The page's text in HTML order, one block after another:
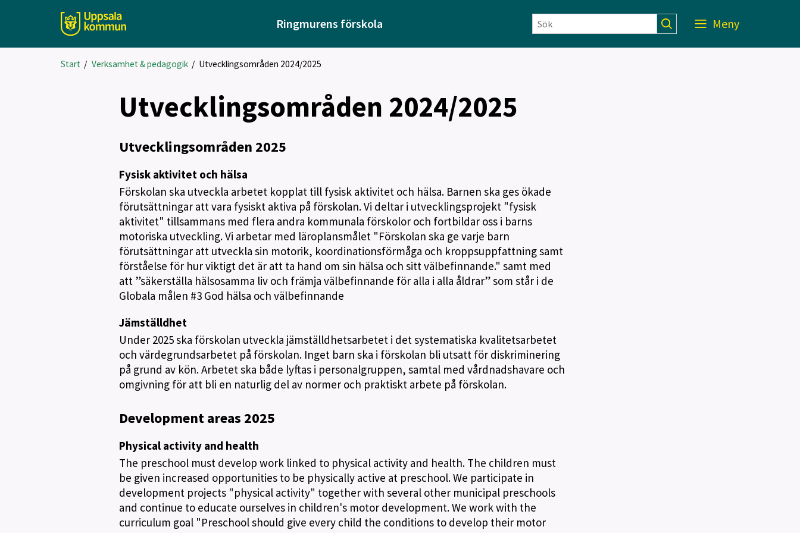
Ringmurens förskola Meny
Start / Verksamhet & pedagogik/ Utvecklingsområden 2024/2025
Utvecklingsområden 2024/2025
Utvecklingsområden 2025
Fysisk aktivitet och hälsa
Förskolan ska utveckla arbetet kopplat till fysisk aktivitet och hälsa. Barnen ska ges ökade
förutsättningar att vara fysiskt aktiva på förskolan. Vi deltar i utvecklingsprojekt "fysisk
aktivitet" tillsammans med flera andra kommunala förskolor och fortbildar oss i barns
motoriska utveckling. Vi arbetar med läroplansmålet "Förskolan ska ge varje barn
förutsättningar att utveckla sin motorik, koordinationsförmåga och kroppsuppfattning samt
förståelse för hur viktigt det är att ta hand om sin hälsa och sitt välbefinnande." samt med
att ”säkerställa hälsosamma liv och främja välbefinnande för alla i alla åldrar” som står i de
Globala målen #3 God hälsa och välbefinnande
Jämställdhet
Under 2025 ska förskolan utveckla jämställdhetsarbetet i det systematiska kvalitetsarbetet
och värdegrundsarbetet på förskolan. Inget barn ska i förskolan bli utsatt för diskriminering
på grund av kön. Arbetet ska både lyftas i personalgruppen, samtal med vårdnadshavare och
omgivning för att bli en naturlig del av normer och praktiskt arbete på förskolan.
Development areas 2025
Physical activity and health
The preschool must develop work linked to physical activity and health. The children must
be given increased opportunities to be physically active at preschool. We participate in
development projects "physical activity" together with several other municipal preschools
and continue to educate ourselves in children's motor development. We work with the
curriculum goal "Preschool should give every child the conditions to develop their motor